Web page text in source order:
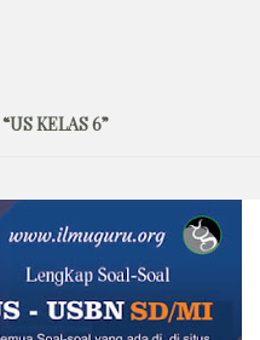
US KELAS 6